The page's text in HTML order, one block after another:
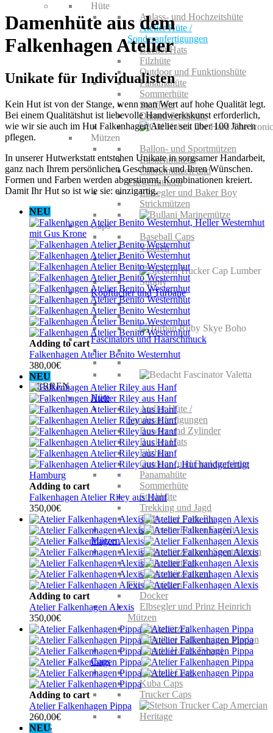
Hüte
Anlass- und Hochzeitshüte
Atelier Hüte /
Sonderanfertigungen
Bucket Hats
Filzhüte
Outdoor und Funktionshüte
Panamahüte
Sommerhüte
Stoffhüte
Damen Strohhüte
Mützen
Ballon- und Sportmützen
Baskenmützen
Cabriomützen und
Fliegermützen
Elbsegler und Baker Boy
Strickmützen
Caps
Baseball Caps
Visoren
Kopftücher und Turbane
Fascinators und Haarschmuck
HERREN
Hüte
Atelier Hüte /
Sonderanfertigungen
Bowler und Zylinder
Bucket Hats
Filzhüte
Outdoor- und Funktionshüte
Panamahüte
Sommerhüte
Strohhüte
Trekking und Jagd
Trilby und Pork Pie
Mützen
Ballonmützen und Sportmützen
Baskenmützen
Cabriomützen und
Fliegermützen
Docker
Elbsegler und Prinz Heinrich
Mützen
Strickmützen
Caps
Baseball Caps
Kuba Caps
Trucker Caps
KIDS
Damenhüte aus dem
Falkenhagen Atelier
Unikate für Individualisten
Kein Hut ist von der Stange, wenn man Wert auf hohe Qualität legt.
Bei einem Qualitätshut ist liebevolle Handwerkskunst erforderlich,
wie wir sie auch im Hut Falkenhagen Atelier seit über 100 Jahren
pflegen.
In unserer Hutwerkstatt entstehen Unikate in sorgsamer Handarbeit,
ganz nach Ihrem persönlichen Geschmack und Ihren Wünschen.
Formen und Farben werden abgestimmt, Kombinationen kreiert.
Damit Ihr Hut so ist wie sie: einzigartig.
NEU
Adding to cart
Falkenhagen Atelier Benito Westernhut
380,00€
NEU
Adding to cart
Falkenhagen Atelier Riley aus Hanf
350,00€
Adding to cart
Atelier Falkenhagen Alexis
350,00€
Adding to cart
Atelier Falkenhagen Pippa
260,00€
NEU